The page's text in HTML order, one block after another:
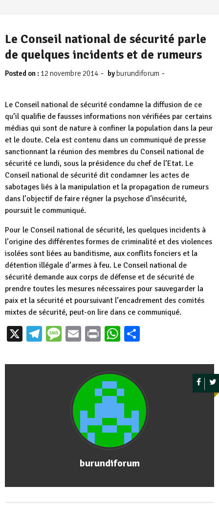
Le Conseil national de sécurité parle
de quelques incidents et de rumeurs
Posted on : 12 novembre 2014 - by burundiforum -
Le Conseil national de sécurité condamne la diffusion de ce
qu’il qualifie de fausses informations non vérifiées par certains
médias qui sont de nature à confiner la population dans la peur
et le doute. Cela est contenu dans un communiqué de presse
sanctionnant la réunion des membres du Conseil national de
sécurité ce lundi, sous la présidence du chef de l’Etat. Le
Conseil national de sécurité dit condamner les actes de
sabotages liés à la manipulation et la propagation de rumeurs
dans l’objectif de faire régner la psychose d’insécurité,
poursuit le communiqué.
Pour le Conseil national de sécurité, les quelques incidents à
l’origine des différentes formes de criminalité et des violences
isolées sont liées au banditisme, aux conflits fonciers et la
détention illégale d’armes à feu. Le Conseil national de
sécurité demande aux corps de défense et de sécurité de
prendre toutes les mesures nécessaires pour sauvegarder la
paix et la sécurité et poursuivant l’encadrement des comités
mixtes de sécurité, peut-on lire dans ce communiqué.
X Telegram
Message
EmailPrintWhatsApp
burundiforum